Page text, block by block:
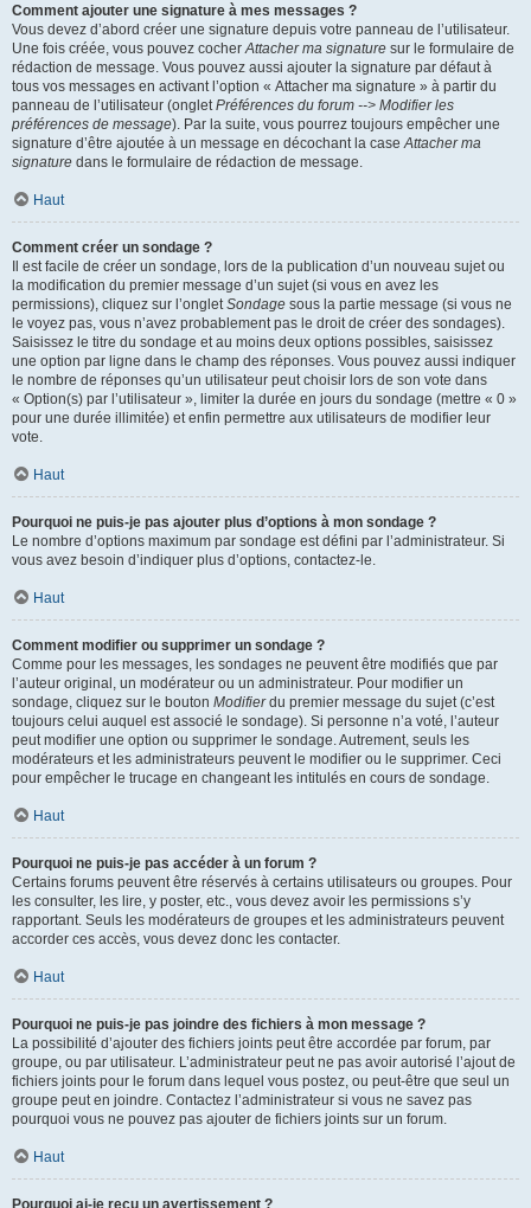
Comment ajouter une signature à mes messages ?
Vous devez d’abord créer une signature depuis votre panneau de l’utilisateur.
Une fois créée, vous pouvez cocherAttacher ma signature sur le formulaire de
rédaction de message. Vous pouvez aussi ajouter la signature par défaut à
tous vos messages en activant l’option « Attacher ma signature » à partir du
panneau de l’utilisateur (ongletPréférences du forum --> Modifier les
préférences de message). Par la suite, vous pourrez toujours empêcher une
signature d’être ajoutée à un message en décochant la caseAttacher ma
signature dans le formulaire de rédaction de message.
Haut
Comment créer un sondage ?
Il est facile de créer un sondage, lors de la publication d’un nouveau sujet ou
la modification du premier message d’un sujet (si vous en avez les
permissions), cliquez sur l’ongletSondage sous la partie message (si vous ne
le voyez pas, vous n’avez probablement pas le droit de créer des sondages).
Saisissez le titre du sondage et au moins deux options possibles, saisissez
une option par ligne dans le champ des réponses. Vous pouvez aussi indiquer
le nombre de réponses qu’un utilisateur peut choisir lors de son vote dans
« Option(s) par l’utilisateur », limiter la durée en jours du sondage (mettre « 0 »
pour une durée illimitée) et enfin permettre aux utilisateurs de modifier leur
vote.
Haut
Pourquoi ne puis-je pas ajouter plus d’options à mon sondage ?
Le nombre d’options maximum par sondage est défini par l’administrateur. Si
vous avez besoin d’indiquer plus d’options, contactez-le.
Haut
Comment modifier ou supprimer un sondage ?
Comme pour les messages, les sondages ne peuvent être modifiés que par
l’auteur original, un modérateur ou un administrateur. Pour modifier un
sondage, cliquez sur le bouton Modifierdu premier message du sujet (c’est
toujours celui auquel est associé le sondage). Si personne n’a voté, l’auteur
peut modifier une option ou supprimer le sondage. Autrement, seuls les
modérateurs et les administrateurs peuvent le modifier ou le supprimer. Ceci
pour empêcher le trucage en changeant les intitulés en cours de sondage.
Haut
Pourquoi ne puis-je pas accéder à un forum ?
Certains forums peuvent être réservés à certains utilisateurs ou groupes. Pour
les consulter, les lire, y poster, etc., vous devez avoir les permissions s’y
rapportant. Seuls les modérateurs de groupes et les administrateurs peuvent
accorder ces accès, vous devez donc les contacter.
Haut
Pourquoi ne puis-je pas joindre des fichiers à mon message ?
La possibilité d’ajouter des fichiers joints peut être accordée par forum, par
groupe, ou par utilisateur. L’administrateur peut ne pas avoir autorisé l’ajout de
fichiers joints pour le forum dans lequel vous postez, ou peut-être que seul un
groupe peut en joindre. Contactez l’administrateur si vous ne savez pas
pourquoi vous ne pouvez pas ajouter de fichiers joints sur un forum.
Haut
Pourquoi ai-je reçu un avertissement ?